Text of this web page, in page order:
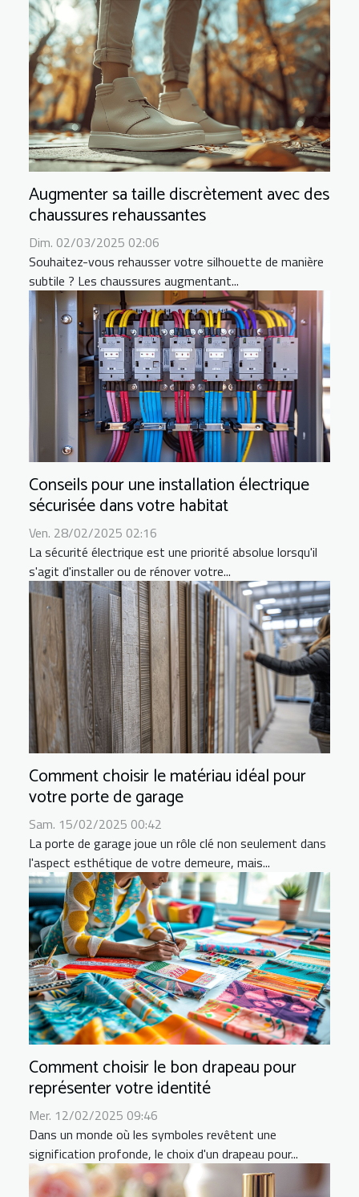
Augmenter sa taille discrètement avec des
chaussures rehaussantes
Dim. 02/03/2025 02:06
Souhaitez-vous rehausser votre silhouette de manière
subtile ? Les chaussures augmentant...
Conseils pour une installation électrique
sécurisée dans votre habitat
Ven. 28/02/2025 02:16
La sécurité électrique est une priorité absolue lorsqu'il
s'agit d'installer ou de rénover votre...
Comment choisir le matériau idéal pour
votre porte de garage
Sam. 15/02/2025 00:42
La porte de garage joue un rôle clé non seulement dans
l'aspect esthétique de votre demeure, mais...
Comment choisir le bon drapeau pour
représenter votre identité
Mer. 12/02/2025 09:46
Dans un monde où les symboles revêtent une
signification profonde, le choix d'un drapeau pour...